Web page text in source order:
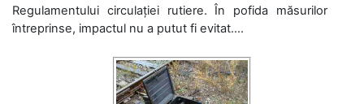
Regulamentului circulației rutiere. În pofida măsurilor
întreprinse, impactul nu a putut fi evitat....